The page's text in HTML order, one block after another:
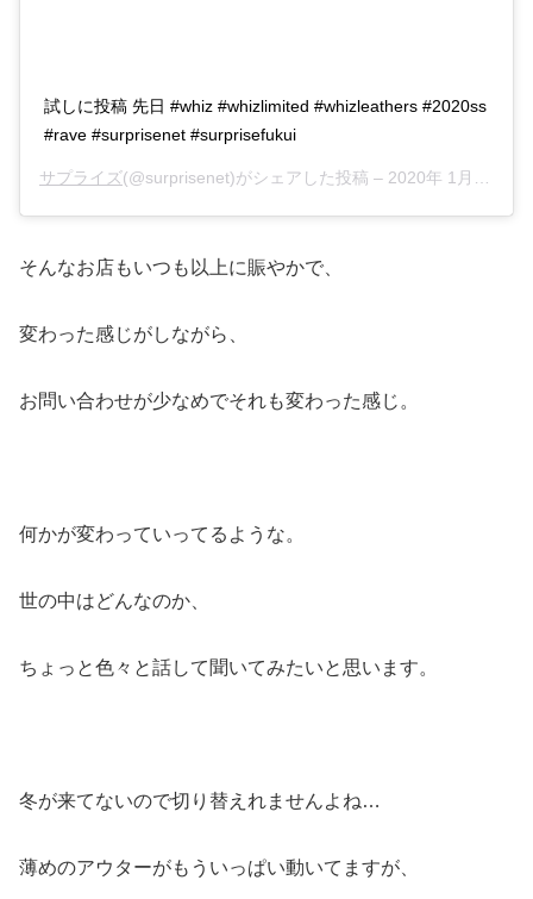
試しに投稿 先日 #whiz #whizlimited #whizleathers #2020ss
#rave #surprisenet #surprisefukui
サプライズ(@surprisenet)がシェアした投稿 – 2020年 1月月28日午前6時25分PST
そんなお店もいつも以上に賑やかで、
変わった感じがしながら、
お問い合わせが少なめでそれも変わった感じ。
何かが変わっていってるような。
世の中はどんなのか、
ちょっと色々と話して聞いてみたいと思います。
冬が来てないので切り替えれませんよね…
薄めのアウターがもういっぱい動いてますが、